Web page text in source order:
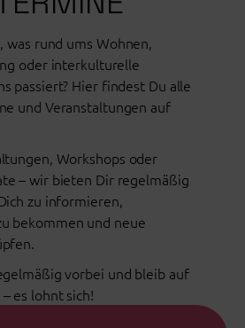
was rund ums Wohnen,
oder interkulturelle
passiert? Hier findest Du alle
und Veranstaltungen auf
Workshops oder
– wir bieten Dir regelmäßig
zu informieren,
bekommen und neue
vorbei und bleib auf
es lohnt sich!